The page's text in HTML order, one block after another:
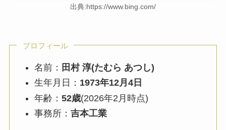
出典:https://www.bing.com/
プロフィール
名前： 田村 淳(たむら あつし)
生年月日： 1973年12月4日
年齢：52歳(2026年2月時点)
事務所：吉本工業